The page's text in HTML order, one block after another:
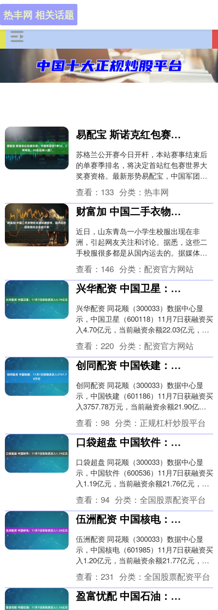
热丰网 相关话题
易配宝 斯诺克红包赛形势：中国军团保7争10，2将待定，00后压哨入围？
苏格兰公开赛今日开杆，本站赛事结束后
的单赛季排名，将决定首站红包赛世界大
奖赛资格。最新形势易配宝，中国军团保
底7人入围，有望最多10人参赛，、庞俊旭
待定，本赛季....
查看： 133 分类： 热丰网
财富加 中国二手衣物在非洲成香饽饽，国内旧衣回收相关企业超千家
近日，山东青岛一小学生校服出现在非
洲，引起网友关注和讨论。据悉，这些二
手校服很多都是从国内运去的。据媒体报
道，有商家专门进行旧衣回收，“旧衣服回
收之后卖到非洲，....
查看： 146 分类： 配资官方网站
兴华配资 中国卫星：11月7日获融资买入4.70亿元
兴华配资 同花顺（300033）数据中心显
示，中国卫星（600118）11月7日获融资买
入4.70亿元，当前融资余额22.03亿元，占
流通市值的4.19%，超过....
查看： 220 分类： 配资官方网站
创同配资 中国铁建：11月7日获融资买入3757.78万元
创同配资 同花顺（300033）数据中心显
示，中国铁建（601186）11月7日获融资买
入3757.78万元，当前融资余额21.90亿
元，占流通市值的2.37%....
查看： 98 分类： 正规杠杆炒股平台
口袋超盘 中国软件：11月7日获融资买入1.19亿元
口袋超盘 同花顺（300033）数据中心显
示，中国软件（600536）11月7日获融资买
入1.19亿元，当前融资余额21.76亿元，占
流通市值的5.24%，超过....
查看： 94 分类： 全国股票配资平台
伍洲配资 中国核电：11月7日获融资买入1.20亿元
伍洲配资 同花顺（300033）数据中心显
示，中国核电（601985）11月7日获融资买
入1.20亿元，当前融资余额21.77亿元，占
流通市值的1.27%，超过....
查看： 231 分类： 全国股票配资平台
盈富忧配 中国石油：11月7日获融资买入1.16亿元